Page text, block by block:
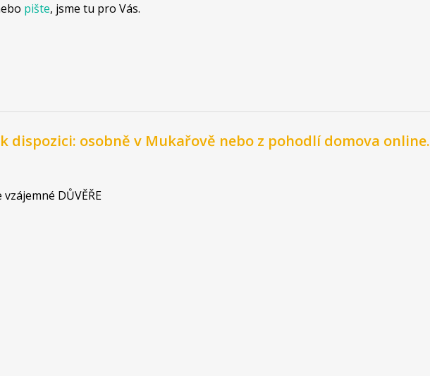
pište, jsme tu pro Vás.
dispozici: osobně v Mukařově nebo z pohodlí domova online.
DŮVĚŘE